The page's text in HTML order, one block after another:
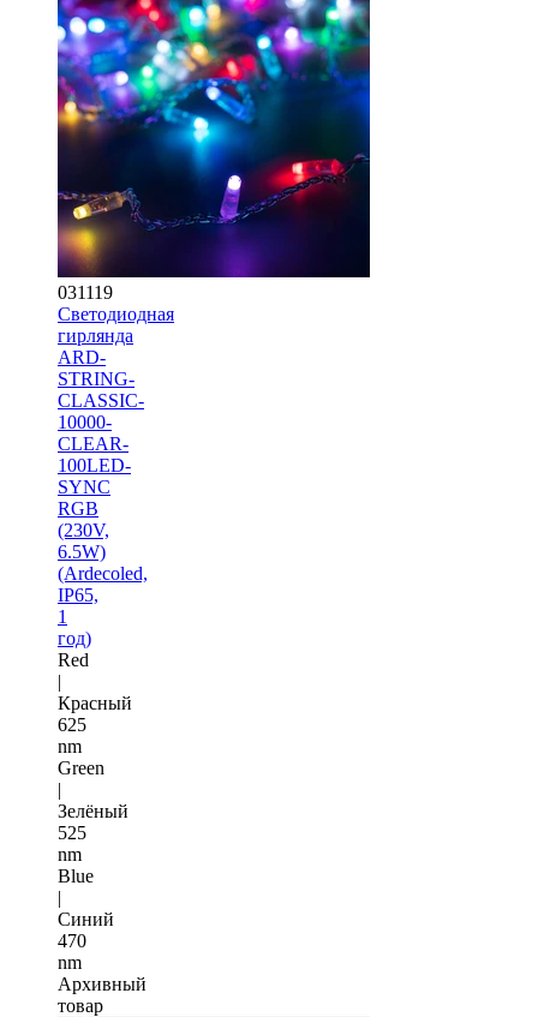
031119
Светодиодная
гирлянда
ARD-
STRING-
CLASSIC-
10000-
CLEAR-
100LED-
SYNC
RGB
(230V,
6.5W)
(Ardecoled,
IP65,
1
год)
Red
|
Красный
625
nm
Green
|
Зелёный
525
nm
Blue
|
Синий
470
nm
Архивный
товар